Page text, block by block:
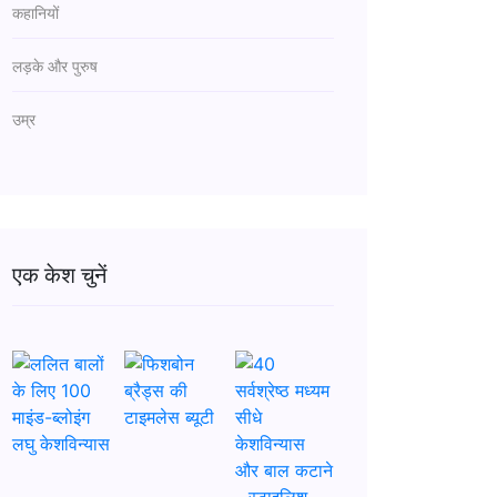
कहानियों
लड़के और पुरुष
उम्र
एक केश चुनें